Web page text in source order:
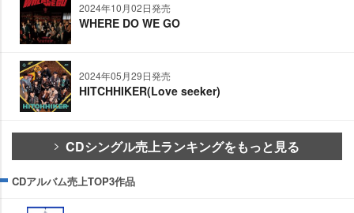
2024年10月02日発売
WHERE DO WE GO
2024年05月29日発売
HITCHHIKER(Love seeker)
CDシングル売上ランキングをもっと見る
CDアルバム売上TOP3作品